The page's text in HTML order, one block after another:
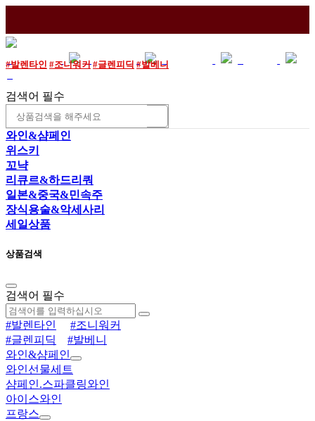
매장소개 이용안내 와인조각
#발렌타인 #조니워커 #글렌피딕 #발베니
검색어 필수
와인&샴페인
위스키
꼬냑
리큐르&하드리쿼
일본&중국&민속주
장식용술&악세사리
세일상품
상품검색
검색어 필수
#발렌타인
#조니워커
#글렌피딕
#발베니
와인&샴페인
와인선물세트
샴페인.스파클링와인
아이스와인
프랑스